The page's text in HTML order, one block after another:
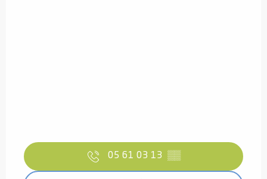
05 61 03 13 ▒▒